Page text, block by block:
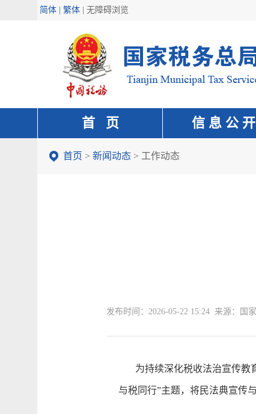
简体 | 繁体 无障碍浏览
首 页 信 息 公 开
首页 > 新闻动态 > 工作动态
发布时间：2026-05-22 15:24 来源：国
为持续深化税收法治宣传教育
与税同行”主题，将民法典宣传